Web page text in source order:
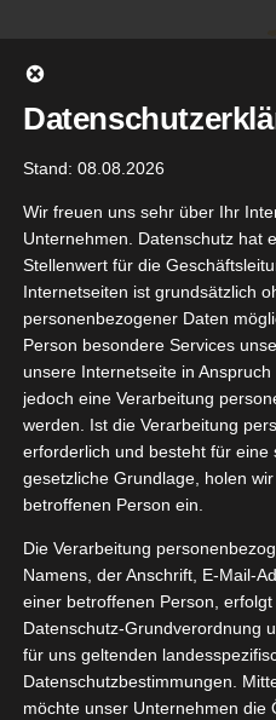
springen
Gehe zu ...
Zeige
grösseres
Bild
Stand: 08.08.2026
Wir freuen uns sehr über Ihr
Unternehmen. Datenschutz hat
Stellenwert für die
Internetseiten ist grundsätzlich
personenbezogener Daten
Person besondere Services
unsere Internetseite in
jedoch eine Verarbeitung
werden. Ist die Verarbeitung
erforderlich und besteht für eine
gesetzliche Grundlage, holen
betroffenen Person ein.
Die Verarbeitung
Namens, der Anschrift, E-Mail-
einer betroffenen Person,
Datenschutz-Grundverordnung
für uns geltenden
Datenschutzbestimmungen.
möchte unser Unternehmen die